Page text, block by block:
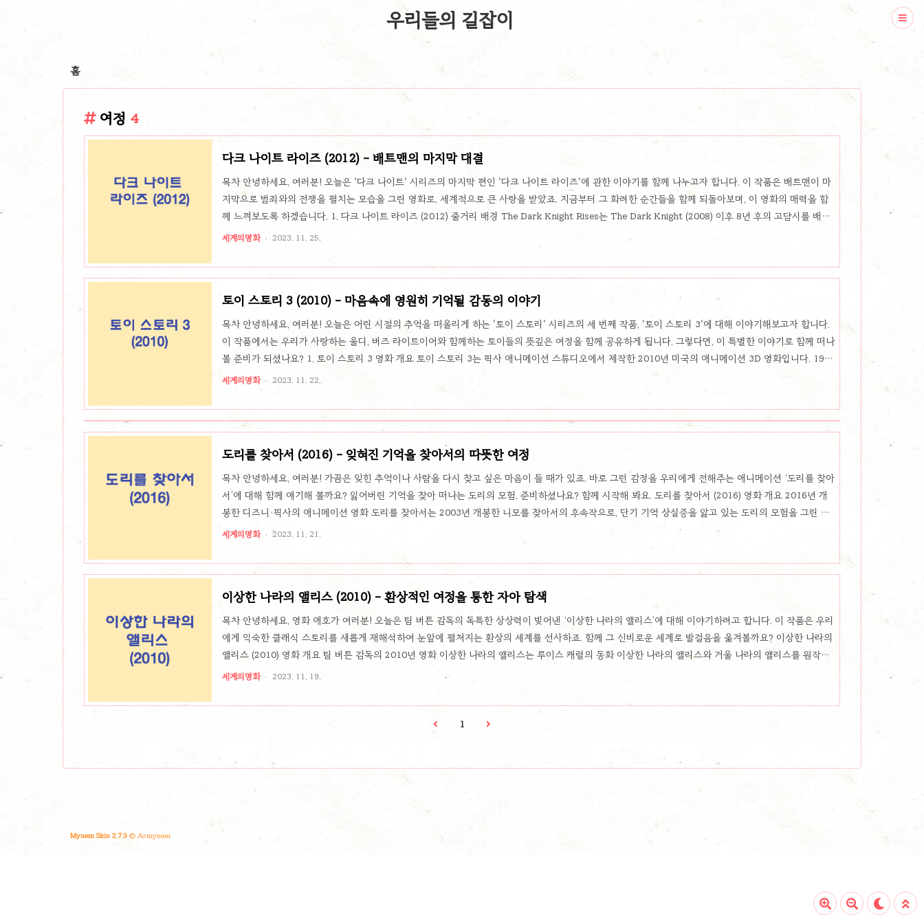
우리들의 길잡이
홈
여정 4
다크 나이트 라이즈 (2012) - 배트맨의 마지막 대결
목차 안녕하세요, 여러분! 오늘은 '다크 나이트' 시리즈의 마지막 편인 '다크 나이트 라이즈'에 관한 이야기를 함께 나누고자 합니다. 이 작품은 배트맨이 마
지막으로 범죄와의 전쟁을 펼치는 모습을 그린 영화로, 세계적으로 큰 사랑을 받았죠. 지금부터 그 화려한 순간들을 함께 되돌아보며, 이 영화의 매력을 함
께 느껴보도록 하겠습니다. 1. 다크 나이트 라이즈 (2012) 줄거리 배경 The Dark Knight Rises는 The Dark Knight (2008) 이후 8년 후의 고담시를 배경
으로 합니다. 배트맨은 The Dark Knight에서 일어난 사건 이후 은퇴하여 브루스 웨인으로서 평범한 삶을 살고 있습니다. 줄거리 브루스 웨인은 고담시의
세계의명화 2023. 11. 25.
토이 스토리 3 (2010) - 마음속에 영원히 기억될 감동의 이야기
목차 안녕하세요, 여러분! 오늘은 어린 시절의 추억을 떠올리게 하는 '토이 스토리' 시리즈의 세 번째 작품, '토이 스토리 3'에 대해 이야기해보고자 합니다.
이 작품에서는 우리가 사랑하는 울디, 버즈 라이트이어와 함께하는 토이들의 뜻깊은 여정을 함께 공유하게 됩니다. 그렇다면, 이 특별한 이야기로 함께 떠나
볼 준비가 되셨나요? 1. 토이 스토리 3 영화 개요 토이 스토리 3는 픽사 애니메이션 스튜디오에서 제작한 2010년 미국의 애니메이션 3D 영화입니다. 1995
년 개봉한 토이 스토리, 1999년 개봉한 토이 스토리 2에 이은 토이 스토리 시리즈의 세 번째 작품입니다. 토이 스토리 3은 안디가 대학에 입학하여 집을 떠
나면서 버려질 위기에 처한 장난감들의 이야기를 다룬 영화입니다. 장난감들은 안디가 버..
세계의명화 2023. 11. 22.
도리를 찾아서 (2016) - 잊혀진 기억을 찾아서의 따뜻한 여정
목차 안녕하세요, 여러분! 가끔은 잊힌 추억이나 사람을 다시 찾고 싶은 마음이 들 때가 있죠. 바로 그런 감정을 우리에게 전해주는 애니메이션 ‘도리를 찾아
서’에 대해 함께 얘기해 볼까요? 잃어버린 기억을 찾아 떠나는 도리의 모험, 준비하셨나요? 함께 시작해 봐요. 도리를 찾아서 (2016) 영화 개요 2016년 개
봉한 디즈니·픽사의 애니메이션 영화 도리를 찾아서는 2003년 개봉한 니모를 찾아서의 후속작으로, 단기 기억 상실증을 앓고 있는 도리의 모험을 그린 작
품입니다. 도리를 찾아서 (2016) 줄거리 줄거리 니모를 찾아서 (2003)에서 말린과 니모의 도움으로 가족을 찾은 도리는 아직도 부모님에 대한 기억을 잃고
세계의명화 2023. 11. 21.
이상한 나라의 앨리스 (2010) - 환상적인 여정을 통한 자아 탐색
목차 안녕하세요, 영화 애호가 여러분! 오늘은 팀 버튼 감독의 독특한 상상력이 빚어낸 ‘이상한 나라의 앨리스’에 대해 이야기하려고 합니다. 이 작품은 우리
에게 익숙한 클래식 스토리를 새롭게 재해석하여 눈앞에 펼쳐지는 환상의 세계를 선사하죠. 함께 그 신비로운 세계로 발걸음을 옮겨볼까요? 이상한 나라의
앨리스 (2010) 영화 개요 팀 버튼 감독의 2010년 영화 이상한 나라의 앨리스는 루이스 캐럴의 동화 이상한 나라의 앨리스와 거울 나라의 앨리스를 원작으
로 한 실사 영화입니다. 19살이 된 앨리스가 어린 시절 방문했던 이상한 나라에 다시 가게 되면서 벌어지는 모험을 그린 작품입니다. 이상한 나라의 앨리스
세계의명화 2023. 11. 19.
1
Mynem Skin 2.7.3 © Armynem